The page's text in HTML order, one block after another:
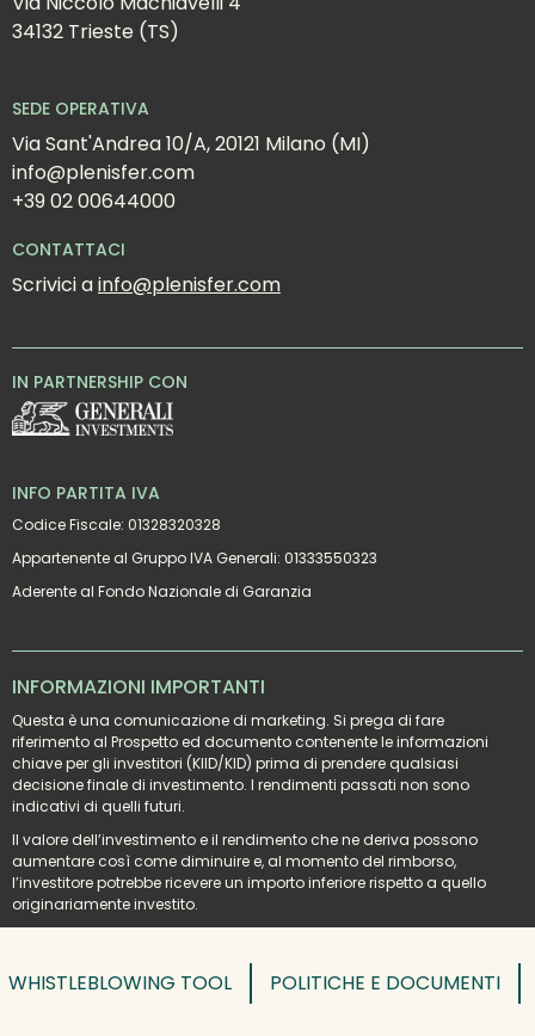
34132 Trieste (TS)
SEDE OPERATIVA
Via Sant'Andrea 10/A, 20121 Milano (MI)
info@plenisfer.com
+39 02 00644000
CONTATTACI
Scrivici a info@plenisfer.com
IN PARTNERSHIP CON
INFO PARTITA IVA
Codice Fiscale: 01328320328
Appartenente al Gruppo IVA Generali: 01333550323
Aderente al Fondo Nazionale di Garanzia
INFORMAZIONI IMPORTANTI
Questa è una comunicazione di marketing. Si prega di fare
riferimento al Prospetto ed documento contenente le informazioni
chiave per gli investitori (KIID/KID) prima di prendere qualsiasi
decisione finale di investimento. I rendimenti passati non sono
indicativi di quelli futuri.
Il valore dell’investimento e il rendimento che ne deriva possono
aumentare così come diminuire e, al momento del rimborso,
l’investitore potrebbe ricevere un importo inferiore rispetto a quello
originariamente investito.
WHISTLEBLOWING TOOL POLITICHE E DOCUMENTI